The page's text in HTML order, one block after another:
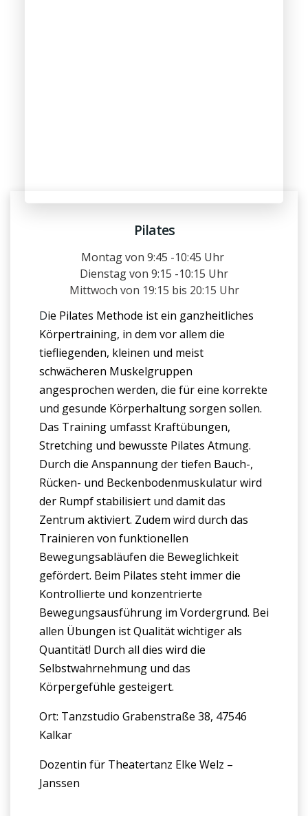
Pilates
Montag von 9:45 -10:45 Uhr
Dienstag von 9:15 -10:15 Uhr
Mittwoch von 19:15 bis 20:15 Uhr
Die Pilates Methode ist ein ganzheitliches
Körpertraining, in dem vor allem die
tiefliegenden, kleinen und meist
schwächeren Muskelgruppen
angesprochen werden, die für eine korrekte
und gesunde Körperhaltung sorgen sollen.
Das Training umfasst Kraftübungen,
Stretching und bewusste Pilates Atmung.
Durch die Anspannung der tiefen Bauch-,
Rücken- und Beckenbodenmuskulatur wird
der Rumpf stabilisiert und damit das
Zentrum aktiviert. Zudem wird durch das
Trainieren von funktionellen
Bewegungsabläufen die Beweglichkeit
gefördert. Beim Pilates steht immer die
Kontrollierte und konzentrierte
Bewegungsausführung im Vordergrund. Bei
allen Übungen ist Qualität wichtiger als
Quantität! Durch all dies wird die
Selbstwahrnehmung und das
Körpergefühle gesteigert.
Ort: Tanzstudio Grabenstraße 38, 47546
Kalkar
Dozentin für Theatertanz Elke Welz –
Janssen